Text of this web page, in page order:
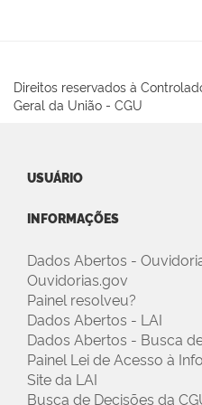
Direitos reservados à
Geral da União - CGU
USUÁRIO
INFORMAÇÕES
Dados Abertos -
Ouvidorias.gov
Painel resolveu?
Dados Abertos - LAI
Dados Abertos - Busca
Painel Lei de Acesso à
Site da LAI
Busca de Decisões da